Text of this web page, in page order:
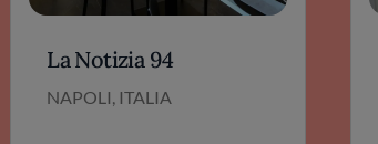
La Notizia 94
NAPOLI, ITALIA